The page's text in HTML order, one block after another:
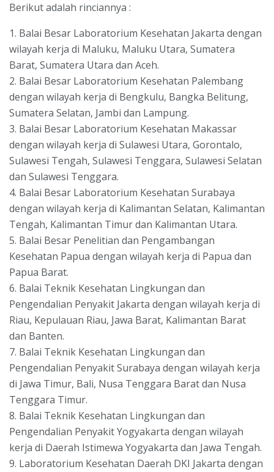
Berikut adalah rinciannya :
1. Balai Besar Laboratorium Kesehatan Jakarta dengan
wilayah kerja di Maluku, Maluku Utara, Sumatera
Barat, Sumatera Utara dan Aceh.
2. Balai Besar Laboratorium Kesehatan Palembang
dengan wilayah kerja di Bengkulu, Bangka Belitung,
Sumatera Selatan, Jambi dan Lampung.
3. Balai Besar Laboratorium Kesehatan Makassar
dengan wilayah kerja di Sulawesi Utara, Gorontalo,
Sulawesi Tengah, Sulawesi Tenggara, Sulawesi Selatan
dan Sulawesi Tenggara.
4. Balai Besar Laboratorium Kesehatan Surabaya
dengan wilayah kerja di Kalimantan Selatan, Kalimantan
Tengah, Kalimantan Timur dan Kalimantan Utara.
5. Balai Besar Penelitian dan Pengambangan
Kesehatan Papua dengan wilayah kerja di Papua dan
Papua Barat.
6. Balai Teknik Kesehatan Lingkungan dan
Pengendalian Penyakit Jakarta dengan wilayah kerja di
Riau, Kepulauan Riau, Jawa Barat, Kalimantan Barat
dan Banten.
7. Balai Teknik Kesehatan Lingkungan dan
Pengendalian Penyakit Surabaya dengan wilayah kerja
di Jawa Timur, Bali, Nusa Tenggara Barat dan Nusa
Tenggara Timur.
8. Balai Teknik Kesehatan Lingkungan dan
Pengendalian Penyakit Yogyakarta dengan wilayah
kerja di Daerah Istimewa Yogyakarta dan Jawa Tengah.
9. Laboratorium Kesehatan Daerah DKI Jakarta dengan